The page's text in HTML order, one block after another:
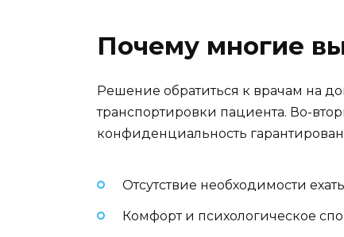
Почему многие
Решение обратиться к врачам на
транспортировки пациента. Во-
конфиденциальность
Отсутствие необходимости
Комфорт и психологическое